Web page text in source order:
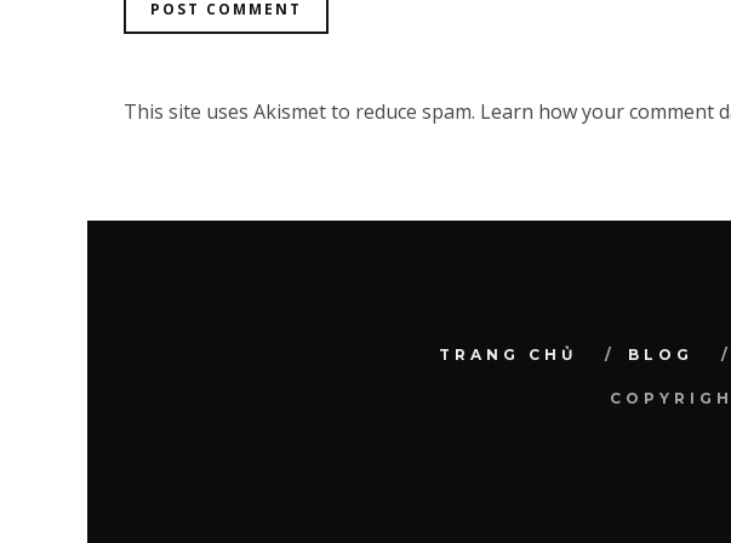
This site uses Akismet to reduce spam. Learn how your comment
TRANG CHỦ BLOG